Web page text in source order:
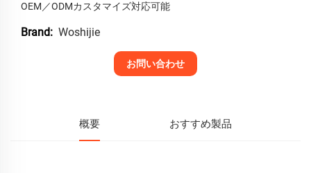
OEM／ODMカスタマイズ対応可能
Brand: Woshijie
お問い合わせ
概要 おすすめ製品